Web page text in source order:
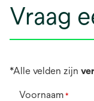
Vraag
*Alle velden zijn
Voornaam *